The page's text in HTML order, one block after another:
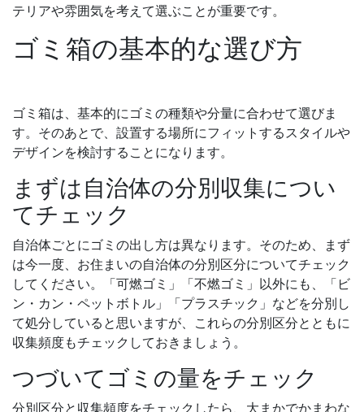
テリアや雰囲気を考えて選ぶことが重要です。
ゴミ箱の基本的な選び方
ゴミ箱は、基本的にゴミの種類や分量に合わせて選びま
す。そのあとで、設置する場所にフィットするスタイルや
デザインを検討することになります。
まずは自治体の分別収集につい
てチェック
自治体ごとにゴミの出し方は異なります。そのため、まず
は今一度、お住まいの自治体の分別区分についてチェック
してください。「可燃ゴミ」「不燃ゴミ」以外にも、「ビ
ン・カン・ペットボトル」「プラスチック」などを分別し
て処分していると思いますが、これらの分別区分とともに
収集頻度もチェックしておきましょう。
つづいてゴミの量をチェック
分別区分と収集頻度をチェックしたら、大まかでかまわな